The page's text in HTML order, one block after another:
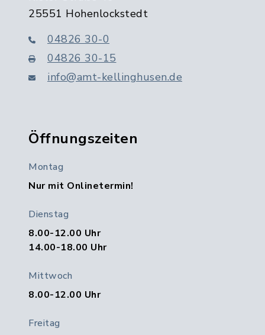
25551 Hohenlockstedt
04826 30-0
04826 30-15
info@amt-kellinghusen.de
Öffnungszeiten
Montag
Nur mit Onlinetermin!
Dienstag
8.00-12.00 Uhr
14.00-18.00 Uhr
Mittwoch
8.00-12.00 Uhr
Freitag